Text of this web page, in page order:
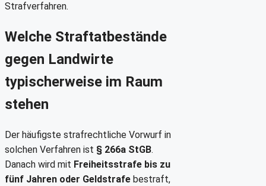
Strafverfahren.
Welche Straftatbestände
gegen Landwirte
typischerweise im Raum
stehen
Der häufigste strafrechtliche Vorwurf in
solchen Verfahren ist § 266a StGB.
Danach wird mit Freiheitsstrafe bis zu
fünf Jahren oder Geldstrafe bestraft,